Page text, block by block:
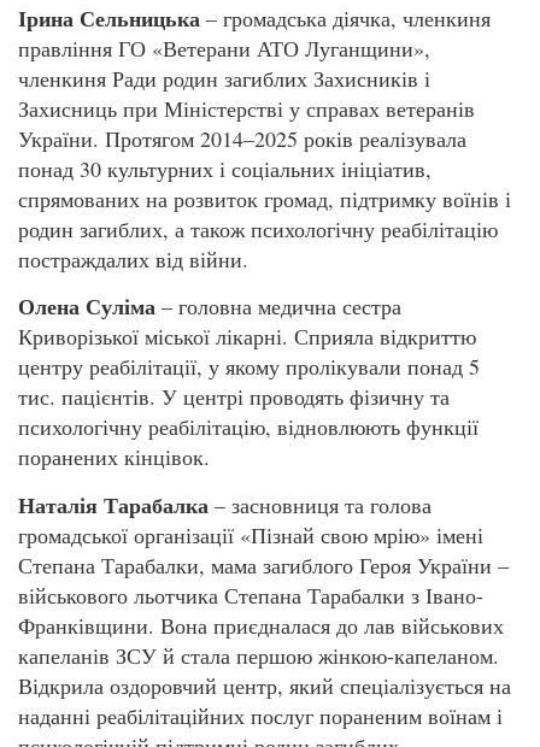
Ірина Сельницька – громадська діячка, членкиня
правління ГО «Ветерани АТО Луганщини»,
членкиня Ради родин загиблих Захисників і
Захисниць при Міністерстві у справах ветеранів
України. Протягом 2014–2025 років реалізувала
понад 30 культурних і соціальних ініціатив,
спрямованих на розвиток громад, підтримку воїнів і
родин загиблих, а також психологічну реабілітацію
постраждалих від війни.
Олена Суліма – головна медична сестра
Криворізької міської лікарні. Сприяла відкриттю
центру реабілітації, у якому пролікували понад 5
тис. пацієнтів. У центрі проводять фізичну та
психологічну реабілітацію, відновлюють функції
поранених кінцівок.
Наталія Тарабалка – засновниця та голова
громадської організації «Пізнай свою мрію» імені
Степана Тарабалки, мама загиблого Героя України –
військового льотчика Степана Тарабалки з Івано-
Франківщини. Вона приєдналася до лав військових
капеланів ЗСУ й стала першою жінкою-капеланом.
Відкрила оздоровчий центр, який спеціалізується на
наданні реабілітаційних послуг пораненим воїнам і